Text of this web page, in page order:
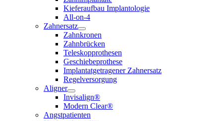
Kieferaufbau Implantologie
All-on-4
Zahnersatz
Zahnkronen
Zahnbrücken
Teleskopprothesen
Geschiebeprothese
Implantatgetragener Zahnersatz
Regelversorgung
Aligner
Invisalign®
Modern Clear®
Angstpatienten